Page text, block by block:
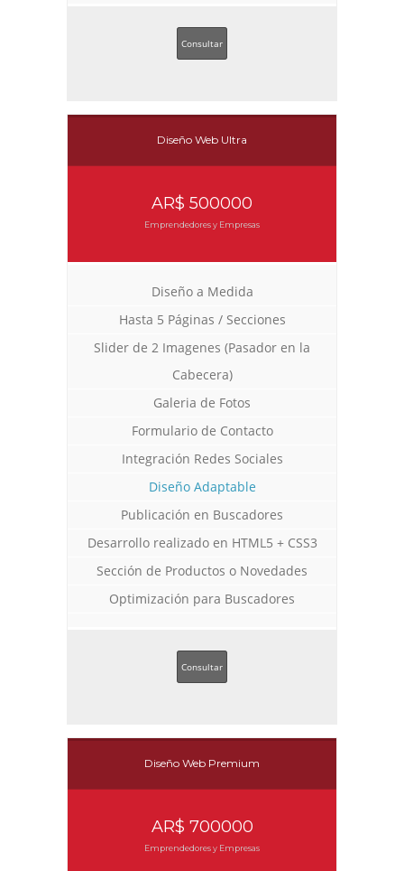
Consultar
Diseño Web Ultra
AR$ 500000
Emprendedores y Empresas
Diseño a Medida
Hasta 5 Páginas / Secciones
Slider de 2 Imagenes (Pasador en la
Cabecera)
Galeria de Fotos
Formulario de Contacto
Integración Redes Sociales
Diseño Adaptable
Publicación en Buscadores
Desarrollo realizado en HTML5 + CSS3
Sección de Productos o Novedades
Optimización para Buscadores
Consultar
Diseño Web Premium
AR$ 700000
Emprendedores y Empresas